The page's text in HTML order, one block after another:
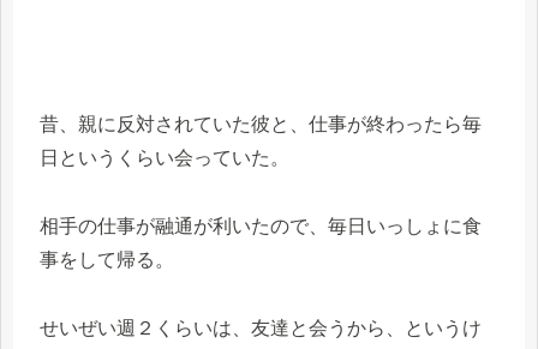
昔、親に反対されていた彼と、仕事が終わったら毎
日というくらい会っていた。
相手の仕事が融通が利いたので、毎日いっしょに食
事をして帰る。
せいぜい週２くらいは、友達と会うから、というけ